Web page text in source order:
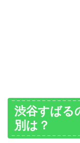
渋谷すばる
別は？